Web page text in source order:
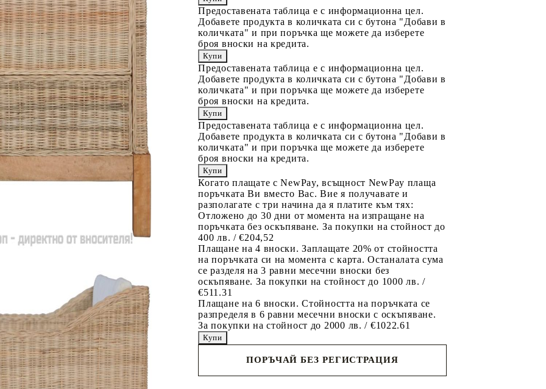
Предоставената таблица е с информационна цел.
Добавете продукта в количката си с бутона "Добави в
количката" и при поръчка ще можете да изберете
броя вноски на кредита.
Предоставената таблица е с информационна цел.
Добавете продукта в количката си с бутона "Добави в
количката" и при поръчка ще можете да изберете
броя вноски на кредита.
Предоставената таблица е с информационна цел.
Добавете продукта в количката си с бутона "Добави в
количката" и при поръчка ще можете да изберете
броя вноски на кредита.
Когато плащате с NewPay, всъщност NewPay плаща
поръчката Ви вместо Вас. Вие я получавате и
разполагате с три начина да я платите към тях:
Отложено до 30 дни от момента на изпращане на
поръчката без оскъпяване. За покупки на стойност до
400 лв. / €204,52
Плащане на 4 вноски. Заплащате 20% от стойността
на поръчката си на момента с карта. Останалата сума
се разделя на 3 равни месечни вноски без
оскъпяване. За покупки на стойност до 1000 лв. /
€511.31
Плащане на 6 вноски. Стойността на поръчката се
разпределя в 6 равни месечни вноски с оскъпяване.
За покупки на стойност до 2000 лв. / €1022.61
ПОРЪЧАЙ БЕЗ РЕГИСТРАЦИЯ